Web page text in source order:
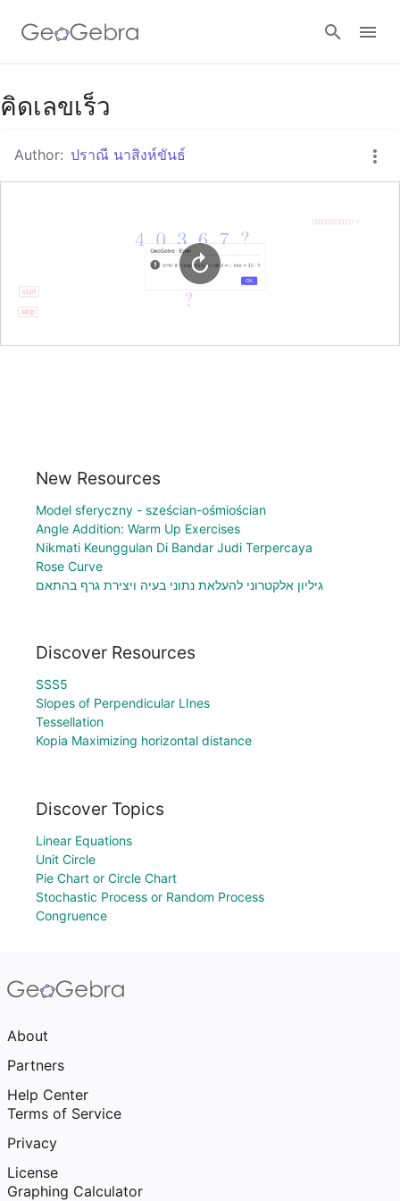
Google Classroom
GeoGebra Classroom
Sign in
คิดเลขเร็ว
Author: ปราณี นาสิงห์ขันธ์
New Resources
Model sferyczny - sześcian-ośmiościan
Angle Addition: Warm Up Exercises
Nikmati Keunggulan Di Bandar Judi Terpercaya
Rose Curve
גיליון אלקטרוני להעלאת נתוני בעיה ויצירת גרף בהתאם
Discover Resources
SSS5
Slopes of Perpendicular LInes
Tessellation
Kopia Maximizing horizontal distance
Discover Topics
Linear Equations
Unit Circle
Pie Chart or Circle Chart
Stochastic Process or Random Process
Congruence
About
Partners
Help Center
Terms of Service
Privacy
License
Graphing Calculator